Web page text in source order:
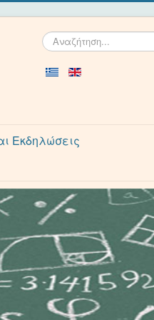
Αναζήτηση...
Εκδηλώσεις